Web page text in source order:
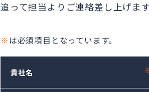
追って担当よりご連絡差し上げます
※は必須項目となっています。
貴社名